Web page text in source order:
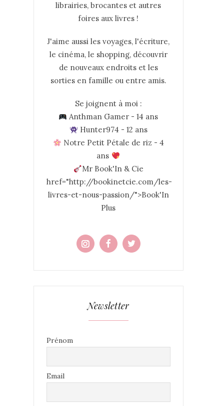
librairies, brocantes et autres
foires aux livres !
J'aime aussi les voyages, l'écriture,
le cinéma, le shopping, découvrir
de nouveaux endroits et les
sorties en famille ou entre amis.
Se joignent à moi :
Anthman Gamer - 14 ans
Hunter974 - 12 ans
Notre Petit Pétale de riz - 4
ans
Mr Book'In & Cie
href="http://bookinetcie.com/les-
livres-et-nous-passion/">Book'In
Plus
Newsletter
Prénom
Email